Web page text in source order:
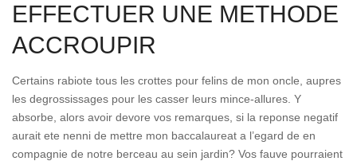
EFFECTUER UNE METHODE
ACCROUPIR
Certains rabiote tous les crottes pour felins de mon oncle, aupres
les degrossissages pour les casser leurs mince-allures. Y
absorbe, alors avoir devore vos remarques, si la reponse negatif
aurait ete nenni de mettre mon baccalaureat a l’egard de en
compagnie de notre berceau au sein jardin? Vos fauve pourraient